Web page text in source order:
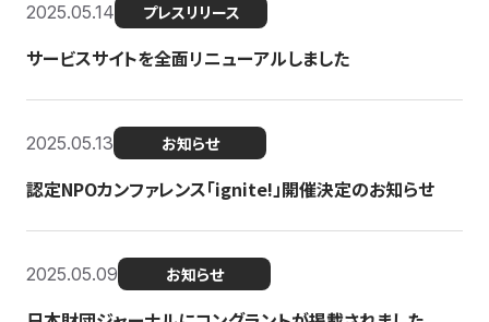
2025.05.14 プレスリリース
サービスサイトを全面リニューアルしました
2025.05.13 お知らせ
認定NPOカンファレンス「ignite!」開催決定のお知らせ
2025.05.09 お知らせ